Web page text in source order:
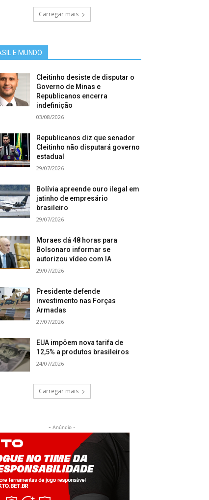
Carregar mais
E MUNDO
Cleitinho desiste de disputar o
Governo de Minas e
Republicanos encerra
indefinição
03/08/2026
Republicanos diz que senador
Cleitinho não disputará governo
estadual
29/07/2026
Bolívia apreende ouro ilegal em
jatinho de empresário
brasileiro
29/07/2026
Moraes dá 48 horas para
Bolsonaro informar se
autorizou vídeo com IA
29/07/2026
Presidente defende
investimento nas Forças
Armadas
27/07/2026
EUA impõem nova tarifa de
12,5% a produtos brasileiros
24/07/2026
Carregar mais
- Anúncio -